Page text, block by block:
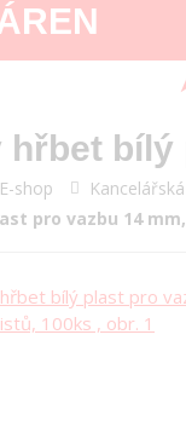
bílý
E-shop
pro vazbu 14